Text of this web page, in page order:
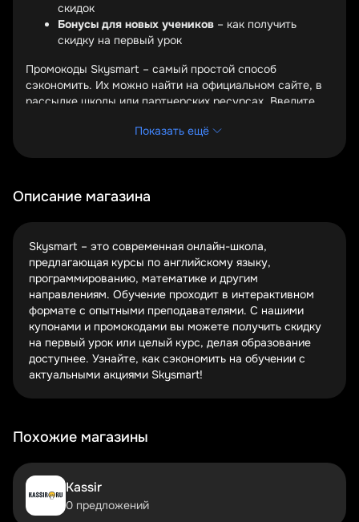
скидок
Бонусы для новых учеников – как получить
скидку на первый урок
Промокоды Skysmart – самый простой способ
сэкономить. Их можно найти на официальном сайте, в
рассылке школы или партнерских ресурсах. Введите
автоматически. Проверяйте актуальность: некоторые
дешевле. Летом и перед началом учебного года
за новостями: скидки могут достигать 30-50% на
пакеты уроков. Иногда школа устраивает флеш-сейлы –
тут важно успеть.
Новые ученики получают особые условия. Например,
бесплатный вводный урок или скидку 20% на первый
месяц занятий. Эти предложения не требуют промокода
– просто зарегистрируйтесь на сайте. Отличный способ
познакомиться с форматом без риска!
Популярные курсы со скидкой
Программирование для детей
Школьные предметы
дисциплины со скидкой
Курсы английского – самое востребованное
Показать ещё
Описание магазина
Skysmart – это современная онлайн-школа,
предлагающая курсы по английскому языку,
программированию, математике и другим
направлениям. Обучение проходит в интерактивном
формате с опытными преподавателями. С нашими
купонами и промокодами вы можете получить скидку
на первый урок или целый курс, делая образование
доступнее. Узнайте, как сэкономить на обучении с
актуальными акциями Skysmart!
Похожие магазины
Kassir
0 предложений